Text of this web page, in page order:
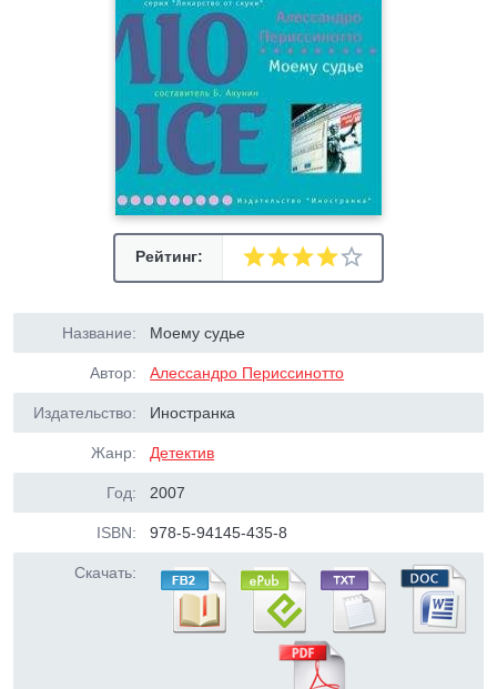
Рейтинг:
Название: Моему судье
Автор: Алессандро Периссинотто
Издательство: Иностранка
Жанр: Детектив
Год: 2007
ISBN: 978-5-94145-435-8
Скачать: